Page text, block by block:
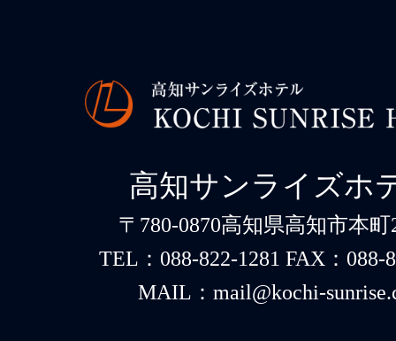
高知サンライズホ
〒780-0870高知県高知市本町
TEL：088-822-1281 FAX：088-
MAIL：mail@kochi-